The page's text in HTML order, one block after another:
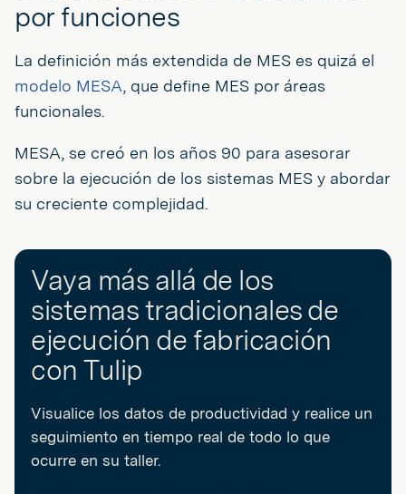
por funciones
La definición más extendida de MES es quizá el
modelo MESA, que define MES por áreas
funcionales.
MESA, se creó en los años 90 para asesorar
sobre la ejecución de los sistemas MES y abordar
su creciente complejidad.
Vaya más allá de los
sistemas tradicionales de
ejecución de fabricación
con Tulip
Visualice los datos de productividad y realice un
seguimiento en tiempo real de todo lo que
ocurre en su taller.